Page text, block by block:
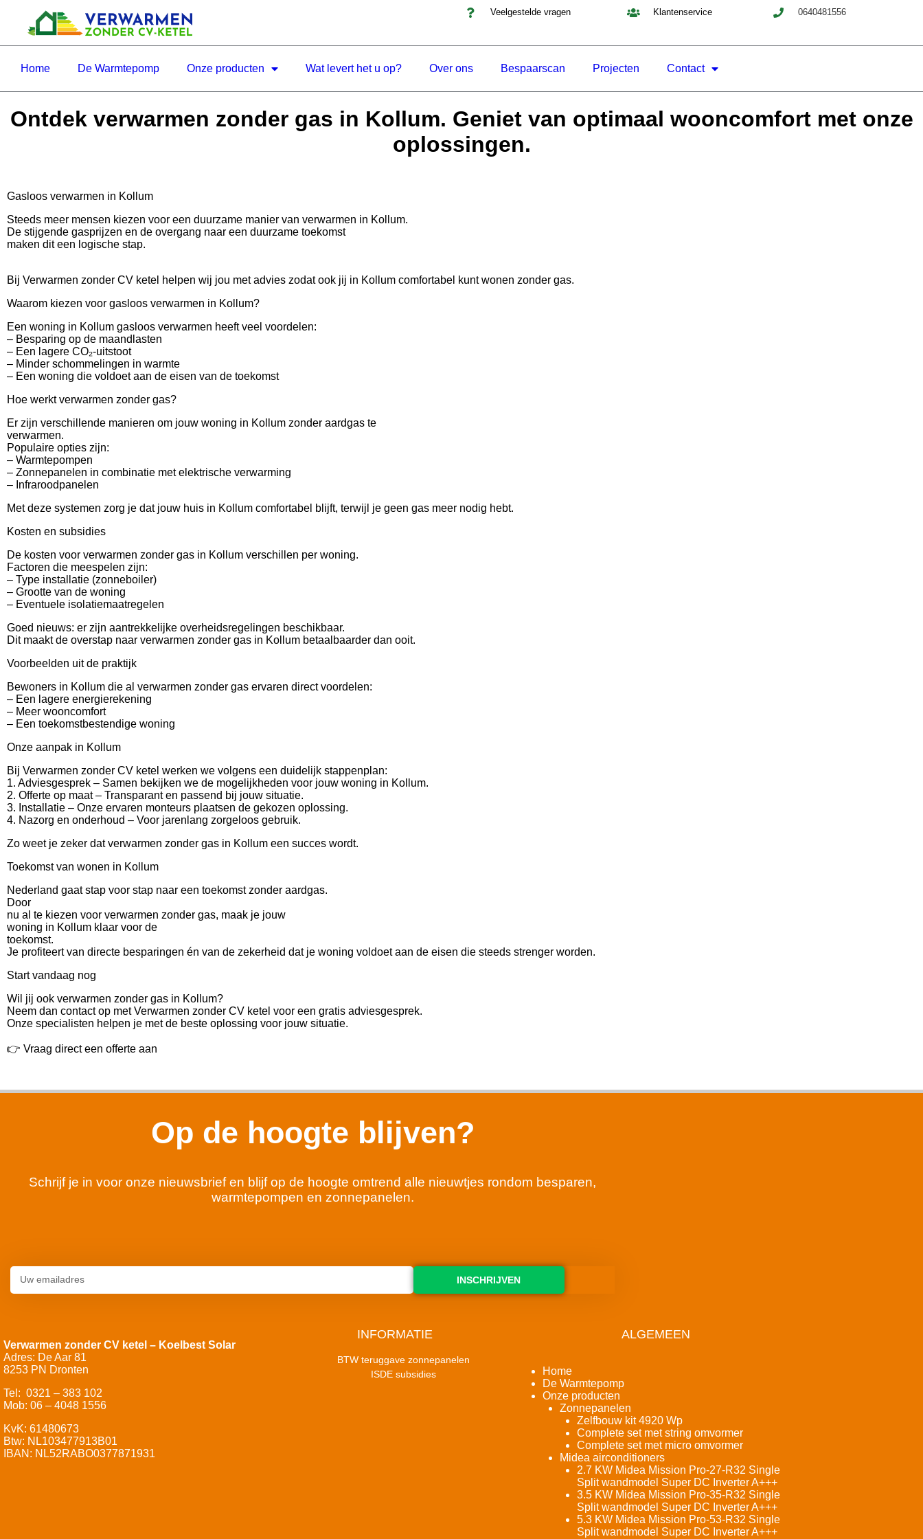
Veelgestelde vragen Klantenservice 0640481556
Home De Warmtepomp Onze producten Wat levert het u op? Over ons Bespaarscan Projecten Contact
Ontdek verwarmen zonder gas in Kollum. Geniet van optimaal wooncomfort met onze
oplossingen.
Gasloos verwarmen in Kollum
Steeds meer mensen kiezen voor een duurzame manier van verwarmen in Kollum.
De stijgende gasprijzen en de overgang naar een duurzame toekomst
maken dit een logische stap.
Bij Verwarmen zonder CV ketel helpen wij jou met advies zodat ook jij in Kollum comfortabel kunt wonen zonder gas.
Waarom kiezen voor gasloos verwarmen in Kollum?
Een woning in Kollum gasloos verwarmen heeft veel voordelen:
– Besparing op de maandlasten
– Een lagere CO₂-uitstoot
– Minder schommelingen in warmte
– Een woning die voldoet aan de eisen van de toekomst
Hoe werkt verwarmen zonder gas?
Er zijn verschillende manieren om jouw woning in Kollum zonder aardgas te
verwarmen.
Populaire opties zijn:
– Warmtepompen
– Zonnepanelen in combinatie met elektrische verwarming
– Infraroodpanelen
Met deze systemen zorg je dat jouw huis in Kollum comfortabel blijft, terwijl je geen gas meer nodig hebt.
Kosten en subsidies
De kosten voor verwarmen zonder gas in Kollum verschillen per woning.
Factoren die meespelen zijn:
– Type installatie (zonneboiler)
– Grootte van de woning
– Eventuele isolatiemaatregelen
Goed nieuws: er zijn aantrekkelijke overheidsregelingen beschikbaar.
Dit maakt de overstap naar verwarmen zonder gas in Kollum betaalbaarder dan ooit.
Voorbeelden uit de praktijk
Bewoners in Kollum die al verwarmen zonder gas ervaren direct voordelen:
– Een lagere energierekening
– Meer wooncomfort
– Een toekomstbestendige woning
Onze aanpak in Kollum
Bij Verwarmen zonder CV ketel werken we volgens een duidelijk stappenplan:
1. Adviesgesprek – Samen bekijken we de mogelijkheden voor jouw woning in Kollum.
2. Offerte op maat – Transparant en passend bij jouw situatie.
3. Installatie – Onze ervaren monteurs plaatsen de gekozen oplossing.
4. Nazorg en onderhoud – Voor jarenlang zorgeloos gebruik.
Zo weet je zeker dat verwarmen zonder gas in Kollum een succes wordt.
Toekomst van wonen in Kollum
Nederland gaat stap voor stap naar een toekomst zonder aardgas.
Door
nu al te kiezen voor verwarmen zonder gas, maak je jouw
woning in Kollum klaar voor de
toekomst.
Je profiteert van directe besparingen én van de zekerheid dat je woning voldoet aan de eisen die steeds strenger worden.
Start vandaag nog
Wil jij ook verwarmen zonder gas in Kollum?
Neem dan contact op met Verwarmen zonder CV ketel voor een gratis adviesgesprek.
Onze specialisten helpen je met de beste oplossing voor jouw situatie.
👉 Vraag direct een offerte aan
Op de hoogte blijven?
Schrijf je in voor onze nieuwsbrief en blijf op de hoogte omtrend alle nieuwtjes rondom besparen,
warmtepompen en zonnepanelen.
INSCHRIJVEN
Verwarmen zonder CV ketel – Koelbest Solar
Adres: De Aar 81
8253 PN Dronten
Tel: 0321 – 383 102
Mob: 06 – 4048 1556
KvK: 61480673
Btw: NL103477913B01
IBAN: NL52RABO0377871931
INFORMATIE
BTW teruggave zonnepanelen
ISDE subsidies
ALGEMEEN
Home
De Warmtepomp
Onze producten
Zonnepanelen
Zelfbouw kit 4920 Wp
Complete set met string omvormer
Complete set met micro omvormer
Midea airconditioners
2.7 KW Midea Mission Pro-27-R32 Single
Split wandmodel Super DC Inverter A+++
3.5 KW Midea Mission Pro-35-R32 Single
Split wandmodel Super DC Inverter A+++
5.3 KW Midea Mission Pro-53-R32 Single
Split wandmodel Super DC Inverter A+++